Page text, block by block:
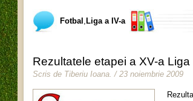
Fotbal Liga a IV-a
Rezultatele etapei a XV-a
Scris de Tiberiu Ioana. / 23 noiembrie 2009